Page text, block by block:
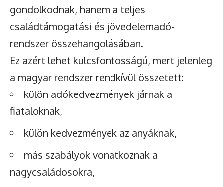
gondolkodnak, hanem a teljes
családtámogatási és jövedelemadó-
rendszer összehangolásában.
Ez azért lehet kulcsfontosságú, mert jelenleg
a magyar rendszer rendkívül összetett:
külön adókedvezmények járnak a
fiataloknak,
külön kedvezmények az anyáknak,
más szabályok vonatkoznak a
nagycsaládosokra,